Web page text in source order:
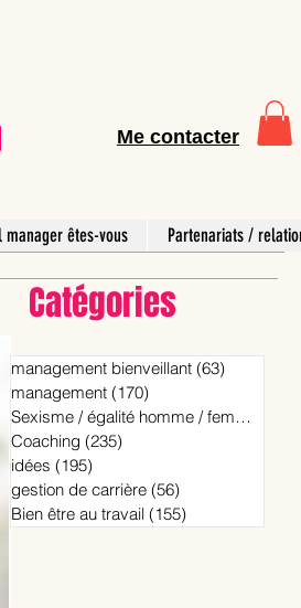
Me contacter
manager êtes-vous Partenariats /
Catégories
management bienveillant (63)
management (170)
Sexisme / égalité homme / femme
Coaching (235)
idées (195)
gestion de carrière (56)
Bien être au travail (155)